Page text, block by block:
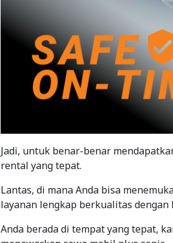
Jadi, untuk benar-benar
rental yang tepat.
Lantas, di mana Anda bisa
layanan lengkap berkualitas dengan
Anda berada di tempat yang tepat,